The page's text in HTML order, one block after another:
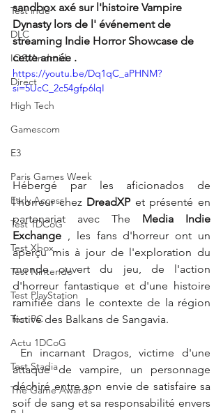
Test indé
DLC
IOS/Android
Direct
High Tech
Gamescom
E3
Paris Games Week
Early Access
Test 1DCoG
Test Xbox
Test Nintendo
Test PlayStation
Test PC
Actu 1DCoG
Test Stadia
The Game Awards
sandbox axé sur l'histoire Vampire
Dynasty lors de l' événement de
streaming Indie Horror Showcase de
cette année .
https://youtu.be/Dq1qC_aPHNM?
si=5UcC_2c54gfp6lqI
Hébergé par les aficionados de
l'horreur chez DreadXP et présenté en
partenariat avec The Media Indie
Exchange , les fans d'horreur ont un
aperçu mis à jour de l'exploration du
monde ouvert du jeu, de l'action
d'horreur fantastique et d'une histoire
ramifiée dans le contexte de la région
fictive des Balkans de Sangavia.
En incarnant Dragos, victime d'une
attaque de vampire, un personnage
déchiré entre son envie de satisfaire sa
soif de sang et sa responsabilité envers